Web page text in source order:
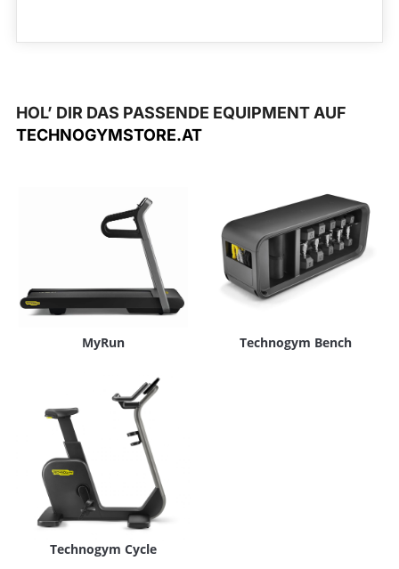
HOL’ DIR DAS PASSENDE EQUIPMENT AUF
TECHNOGYMSTORE.AT
MyRun Technogym Bench
Technogym Cycle